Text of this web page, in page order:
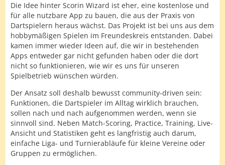
Die Idee hinter Scorin Wizard ist eher, eine kostenlose und
für alle nutzbare App zu bauen, die aus der Praxis von
Dartspielern heraus wächst. Das Projekt ist bei uns aus dem
hobbymäßigen Spielen im Freundeskreis entstanden. Dabei
kamen immer wieder Ideen auf, die wir in bestehenden
Apps entweder gar nicht gefunden haben oder die dort
nicht so funktionieren, wie wir es uns für unseren
Spielbetrieb wünschen würden.
Der Ansatz soll deshalb bewusst community-driven sein:
Funktionen, die Dartspieler im Alltag wirklich brauchen,
sollen nach und nach aufgenommen werden, wenn sie
sinnvoll sind. Neben Match-Scoring, Practice, Training, Live-
Ansicht und Statistiken geht es langfristig auch darum,
einfache Liga- und Turnierabläufe für kleine Vereine oder
Gruppen zu ermöglichen.